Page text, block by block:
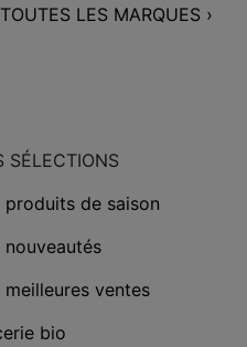
TOUTES LES MARQUES ›
SÉLECTIONS
produits de saison
nouveautés
meilleures ventes
bio